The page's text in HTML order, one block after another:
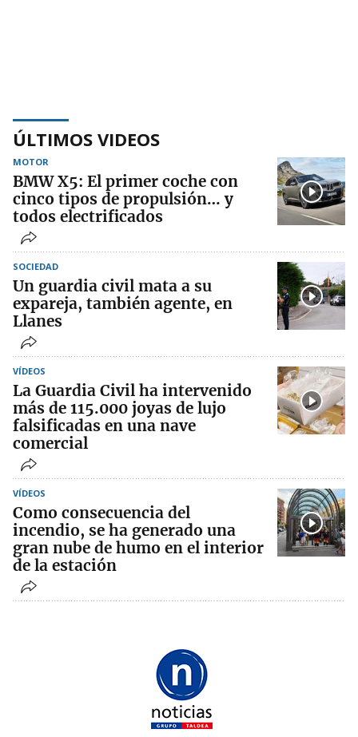
ÚLTIMOS VIDEOS
MOTOR
BMW X5: El primer coche con
cinco tipos de propulsión… y
todos electrificados
SOCIEDAD
Un guardia civil mata a su
expareja, también agente, en
Llanes
VÍDEOS
La Guardia Civil ha intervenido
más de 115.000 joyas de lujo
falsificadas en una nave
comercial
VÍDEOS
Como consecuencia del
incendio, se ha generado una
gran nube de humo en el interior
de la estación